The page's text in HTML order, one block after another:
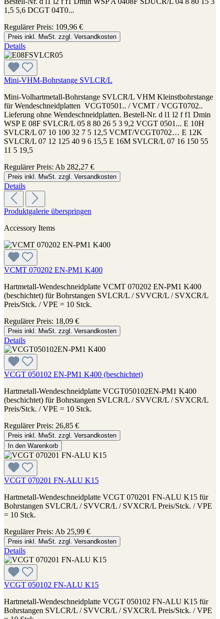
1,5 5,6 DCGT 04T0...
Regulärer Preis: 109,96 €
Preis inkl. MwSt. zzgl. Versandkosten
Details
Mini-VHM-Bohrstange SVLCR/L
Mini-Volhartmetall-Bohrstange SVLCR/L VHM Kleinstbohrstange
für Wendeschneidplatten VCGT0501.. / VCMT / VCGT0702..
Lieferung ohne Wendeschneidplatten. Bestell-Nr. d l1 l2 f f1 Dmin
WSP E 08F SVLCR/L 05 8 80 26 5 3 9,2 VCGT 0501... E 10H
SVLCR/L 07 10 100 32 7 5 12,5 VCMT/VCGT0702… E 12K
SVLCR/L 07 12 125 40 9 6 15,5 E 16M SVLCR/L 07 16 150 55
11 5 19,5
Regulärer Preis: Ab 282,27 €
Preis inkl. MwSt. zzgl. Versandkosten
Details
Produktgalerie überspringen
Accessory Items
VCMT 070202 EN-PM1 K400
Hartmetall-Wendeschneidplatte VCMT 070202 EN-PM1 K400
(beschichtet) für Bohrstangen SVLCR/L / SVVCR/L / SVXCR/L
Preis/Stck. / VPE = 10 Stck.
Regulärer Preis: 18,09 €
Preis inkl. MwSt. zzgl. Versandkosten
Details
VCGT 050102 EN-PM1 K400 (beschichtet)
Hartmetall-Wendeschneidplatte VCGT050102EN-PM1 K400
(beschichtet) für Bohrstangen SVLCR/L / SVVCR/L / SVXCR/L
Preis/Stck. / VPE = 10 Stck.
Regulärer Preis: 26,85 €
Preis inkl. MwSt. zzgl. Versandkosten
In den Warenkorb
VCGT 070201 FN-ALU K15
Hartmetall-Wendeschneidplatte VCGT 070201 FN-ALU K15 für
Bohrstangen SVLCR/L / SVVCR/L / SVXCR/L Preis/Stck. / VPE
= 10 Stck.
Regulärer Preis: Ab 25,99 €
Preis inkl. MwSt. zzgl. Versandkosten
Details
VCGT 050102 FN-ALU K15
Hartmetall-Wendeschneidplatte VCGT 050102 FN-ALU K15 für
Bohrstangen SVLCR/L / SVVCR/L / SVXCR/L Preis/Stck. / VPE